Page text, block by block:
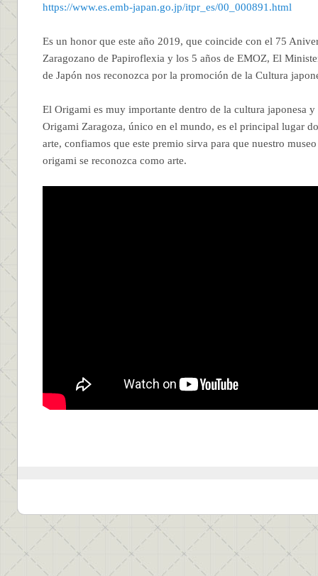
https://www.es.emb-japan.go.jp/itpr_es/00_000891.html
Es un honor que este año 2019, que coincide con el 75
Zaragozano de Papiroflexia y los 5 años de EMOZ, El
de Japón nos reconozca por la promoción de la Cultura
El Origami es muy importante dentro de la cultura japonesa y
Origami Zaragoza, único en el mundo, es el principal lugar
arte, confiamos que este premio sirva para que nuestro
origami se reconozca como arte.